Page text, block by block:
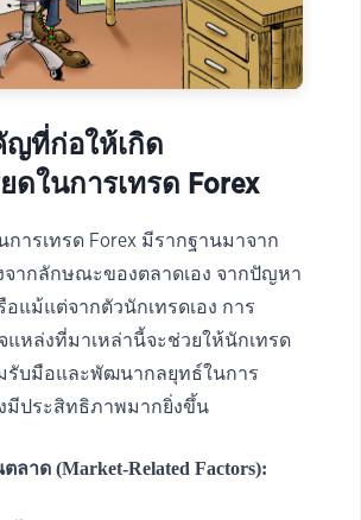
ญที่ก่อให้เกิด
ดในการเทรด Forex
การเทรด Forex มีรากฐานมาจาก
จากลักษณะของตลาดเอง จากปัญหา
แม้แต่จากตัวนักเทรดเอง การ
แหล่งที่มาเหล่านี้จะช่วยให้นักเทรด
รับมือและพัฒนากลยุทธ์ในการ
มีประสิทธิภาพมากยิ่งขึ้น
ลาด (Market-Related Factors):